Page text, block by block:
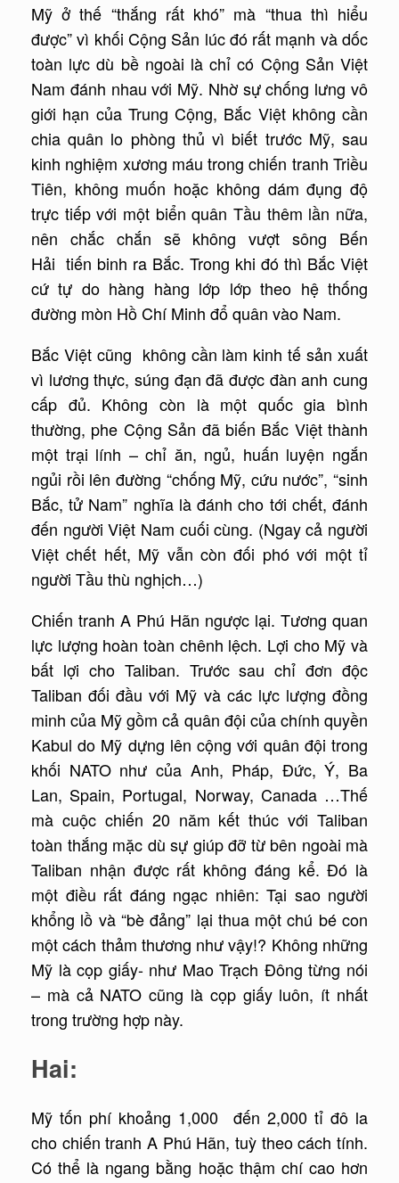
Mỹ ở thế “thắng rất khó” mà “thua thì hiểu
được” vì khối Cộng Sản lúc đó rất mạnh và dốc
toàn lực dù bề ngoài là chỉ có Cộng Sản Việt
Nam đánh nhau với Mỹ. Nhờ sự chống lưng vô
giới hạn của Trung Cộng, Bắc Việt không cần
chia quân lo phòng thủ vì biết trước Mỹ, sau
kinh nghiệm xương máu trong chiến tranh Triều
Tiên, không muốn hoặc không dám đụng độ
trực tiếp với một biển quân Tầu thêm lần nữa,
nên chắc chắn sẽ không vượt sông Bến
Hải tiến binh ra Bắc. Trong khi đó thì Bắc Việt
cứ tự do hàng hàng lớp lớp theo hệ thống
đường mòn Hồ Chí Minh đổ quân vào Nam.
Bắc Việt cũng không cần làm kinh tế sản xuất
vì lương thực, súng đạn đã được đàn anh cung
cấp đủ. Không còn là một quốc gia bình
thường, phe Cộng Sản đã biến Bắc Việt thành
một trại lính – chỉ ăn, ngủ, huấn luyện ngắn
ngủi rồi lên đường “chống Mỹ, cứu nước”, “sinh
Bắc, tử Nam” nghĩa là đánh cho tới chết, đánh
đến người Việt Nam cuối cùng. (Ngay cả người
Việt chết hết, Mỹ vẫn còn đối phó với một tỉ
người Tầu thù nghịch…)
Chiến tranh A Phú Hãn ngược lại. Tương quan
lực lượng hoàn toàn chênh lệch. Lợi cho Mỹ và
bất lợi cho Taliban. Trước sau chỉ đơn độc
Taliban đối đầu với Mỹ và các lực lượng đồng
minh của Mỹ gồm cả quân đội của chính quyền
Kabul do Mỹ dựng lên cộng với quân đội trong
khối NATO như của Anh, Pháp, Đức, Ý, Ba
Lan, Spain, Portugal, Norway, Canada …Thế
mà cuộc chiến 20 năm kết thúc với Taliban
toàn thắng mặc dù sự giúp đỡ từ bên ngoài mà
Taliban nhận được rất không đáng kể. Đó là
một điều rất đáng ngạc nhiên: Tại sao người
khổng lồ và “bè đảng” lại thua một chú bé con
một cách thảm thương như vậy!? Không những
Mỹ là cọp giấy- như Mao Trạch Đông từng nói
– mà cả NATO cũng là cọp giấy luôn, ít nhất
trong trường hợp này.
Hai:
Mỹ tốn phí khoảng 1,000 đến 2,000 tỉ đô la
cho chiến tranh A Phú Hãn, tuỳ theo cách tính.
Có thể là ngang bằng hoặc thậm chí cao hơn